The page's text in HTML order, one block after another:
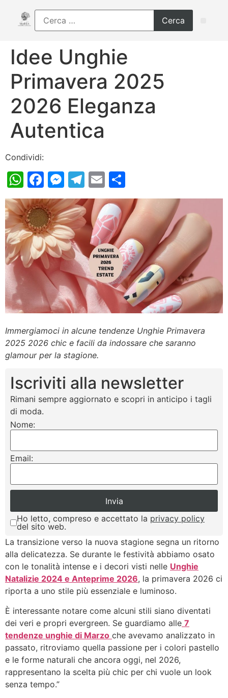
Idee Unghie
Primavera 2025
2026 Eleganza
Autentica
Condividi:
WhatsApp
Facebook
Messenger
Telegram
Email
Immergiamoci in alcune tendenze Unghie Primavera
2025 2026 chic e facili da indossare che saranno
glamour per la stagione.
Iscriviti alla newsletter
Rimani sempre aggiornato e scopri in anticipo i tagli
di moda.
Nome:
Email:
Ho letto, compreso e accettato la privacy policy
del sito web.
La transizione verso la nuova stagione segna un ritorno
alla delicatezza. Se durante le festività abbiamo osato
con le tonalità intense e i decori visti nelle Unghie
Natalizie 2024 e Anteprime 2026, la primavera 2026 ci
riporta a uno stile più essenziale e luminoso.
È interessante notare come alcuni stili siano diventati
dei veri e propri evergreen. Se guardiamo alle 7
tendenze unghie di Marzo che avevamo analizzato in
passato, ritroviamo quella passione per i colori pastello
e le forme naturali che ancora oggi, nel 2026,
rappresentano la scelta più chic per chi vuole un look
senza tempo.”